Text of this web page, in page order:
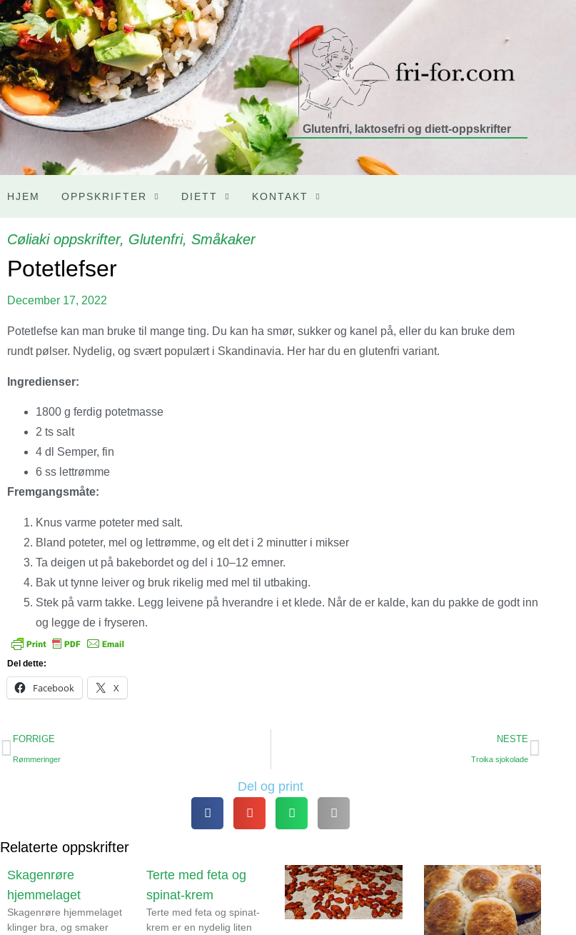
Glutenfri, laktosefri og diett-oppskrifter
HJEM OPPSKRIFTER DIETT KONTAKT
Cøliaki oppskrifter, Glutenfri, Småkaker
Potetlefser
December 17, 2022
Potetlefse kan man bruke til mange ting. Du kan ha smør, sukker og kanel på, eller du kan bruke dem
rundt pølser. Nydelig, og svært populært i Skandinavia. Her har du en glutenfri variant.
Ingredienser:
1800 g ferdig potetmasse
2 ts salt
4 dl Semper, fin
6 ss lettrømme
Fremgangsmåte:
Knus varme poteter med salt.
Bland poteter, mel og lettrømme, og elt det i 2 minutter i mikser
Ta deigen ut på bakebordet og del i 10–12 emner.
Bak ut tynne leiver og bruk rikelig med mel til utbaking.
Stek på varm takke. Legg leivene på hverandre i et klede. Når de er kalde, kan du pakke de godt inn
og legge de i fryseren.
Del dette:
Facebook X
FORRIGE
Rømmeringer
NESTE
Troika sjokolade
Del og print
Relaterte oppskrifter
Skagenrøre
hjemmelaget
Skagenrøre hjemmelaget
klinger bra, og smaker
Terte med feta og
spinat-krem
Terte med feta og spinat-
krem er en nydelig liten